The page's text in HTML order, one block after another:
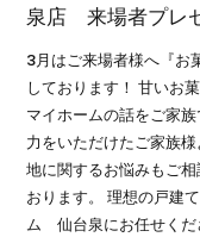
泉店 来場者プレ
3月はご来場者様へ『お
しております！ 甘いお
マイホームの話をご家
力をいただけたご家族
地に関するお悩みもご
おります。 理想の戸建
ム 仙台泉にお任せくだ